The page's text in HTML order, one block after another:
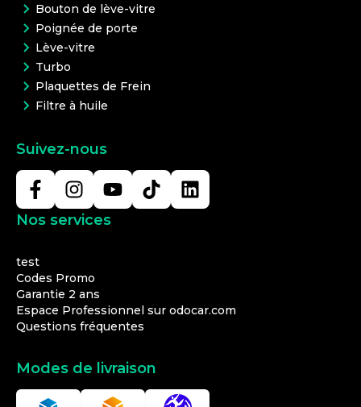
Bouton de lève-vitre
Poignée de porte
Lève-vitre
Turbo
Plaquettes de Frein
Filtre à huile
Suivez-nous
Nos services
test
Codes Promo
Garantie 2 ans
Espace Professionnel sur odocar.com
Questions fréquentes
Modes de livraison